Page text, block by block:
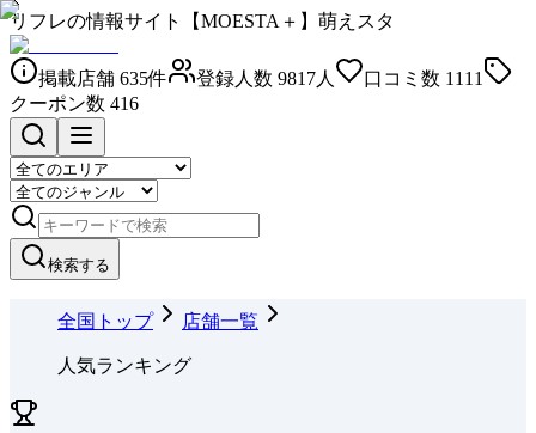
リフレの情報サイト【MOESTA＋】萌えスタ
掲載店舗 635件 登録人数 9817人 口コミ数 1111
クーポン数 416
検索する
全国トップ 店舗一覧
人気ランキング